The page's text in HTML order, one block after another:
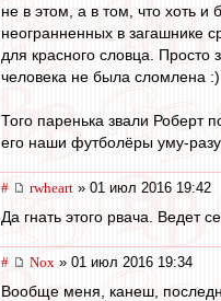
не в этом, а в том, что хоть и
неогранненных в загашнике
для красного словца.
человека не была сломлена :)
Того паренька звали Роберт
его наши футболёры уму-
# rwheart » 01 июл 2016 19:42
Да гнать этого рвача. Ведет
# Nox » 01 июл 2016 19:34
Вообще меня, канеш,